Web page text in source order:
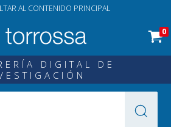
AL CONTENIDO PRINCIPAL
0
DIGITAL DE